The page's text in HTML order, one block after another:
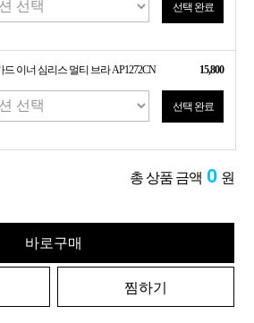
선택 완료
드 이너 심리스 멀티 브라 AP1272CN 15,800
선택 완료
총 상품 금액 0 원
바로구매
찜하기